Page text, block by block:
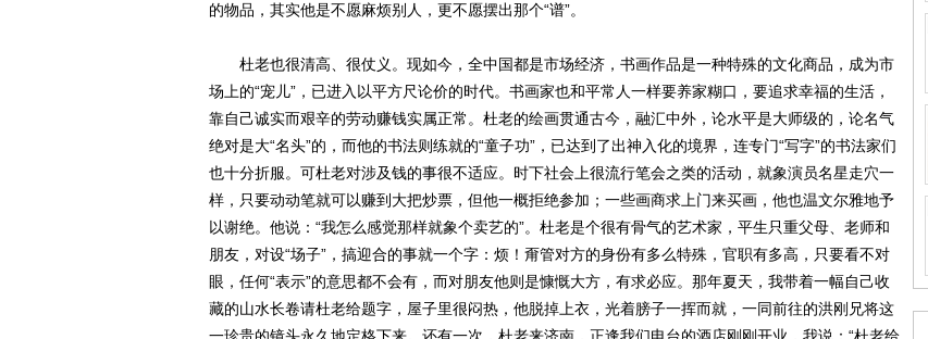
的物品，其实他是不愿麻烦别人，更不愿摆出那个“谱”。
杜老也很清高、很仗义。现如今，全中国都是市场经济，书画作品是一种特殊的文化商品，成为市
场上的“宠儿”，已进入以平方尺论价的时代。书画家也和平常人一样要养家糊口，要追求幸福的生活，
靠自己诚实而艰辛的劳动赚钱实属正常。杜老的绘画贯通古今，融汇中外，论水平是大师级的，论名气
绝对是大“名头”的，而他的书法则练就的“童子功”，已达到了出神入化的境界，连专门“写字”的书法家们
也十分折服。可杜老对涉及钱的事很不适应。时下社会上很流行笔会之类的活动，就象演员名星走穴一
样，只要动动笔就可以赚到大把炒票，但他一概拒绝参加；一些画商求上门来买画，他也温文尔雅地予
以谢绝。他说：“我怎么感觉那样就象个卖艺的”。杜老是个很有骨气的艺术家，平生只重父母、老师和
朋友，对设“场子”，搞迎合的事就一个字：烦！甭管对方的身份有多么特殊，官职有多高，只要看不对
眼，任何“表示”的意思都不会有，而对朋友他则是慷慨大方，有求必应。那年夏天，我带着一幅自己收
藏的山水长卷请杜老给题字，屋子里很闷热，他脱掉上衣，光着膀子一挥而就，一同前往的洪刚兄将这